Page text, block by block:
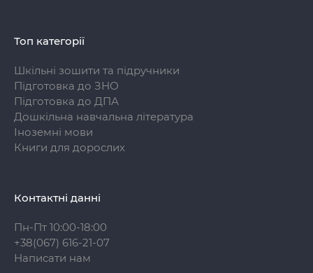
Топ категорії
Шкільні зошити та підручники
Підготовка до ЗНО
Підготовка до ДПА
Дошкільна навчальна література
Іноземні мови
Книги для дорослих
Контактні данні
Пн-Пт 10:00-18:00
+38(067) 616-21-07
Написати нам